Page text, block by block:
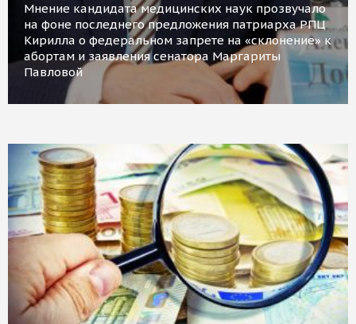
Мнение кандидата медицинских наук прозвучало
на фоне последнего предложения патриарха РПЦ
Кирилла о федеральном запрете на «склонение» к
абортам и заявления сенатора Маргариты
Павловой